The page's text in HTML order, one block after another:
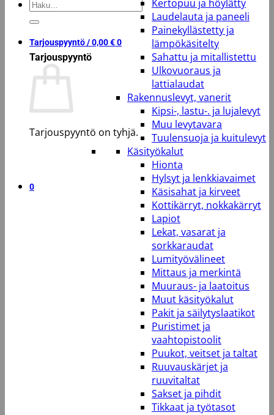
Etsi:
Tarjouspyyntö /0,00€0
Tarjouspyyntö
Tarjouspyyntö on tyhjä.
0
Kertopuu ja höylätty
Laudelauta ja paneeli
Painekyllästetty ja
lämpökäsitelty
Sahattu ja mitallistettu
Ulkovuoraus ja
lattialaudat
Rakennuslevyt, vanerit
Kipsi-, lastu-. ja lujalevyt
Muu levytavara
Tuulensuoja ja kuitulevyt
Käsityökalut
Hionta
Hylsyt ja lenkkiavaimet
Käsisahat ja kirveet
Kottikärryt, nokkakärryt
Lapiot
Lekat, vasarat ja
sorkkaraudat
Lumityövälineet
Mittaus ja merkintä
Muuraus- ja laatoitus
Muut käsityökalut
Pakit ja säilytyslaatikot
Puristimet ja
vaahtopistoolit
Puukot, veitset ja taltat
Ruuvauskärjet ja
ruuvitaltat
Sakset ja pihdit
Tikkaat ja työtasot